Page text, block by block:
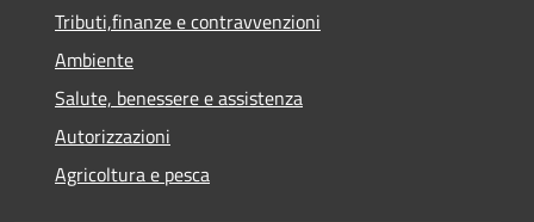
Tributi,finanze e contravvenzioni
Ambiente
Salute, benessere e assistenza
Autorizzazioni
Agricoltura e pesca